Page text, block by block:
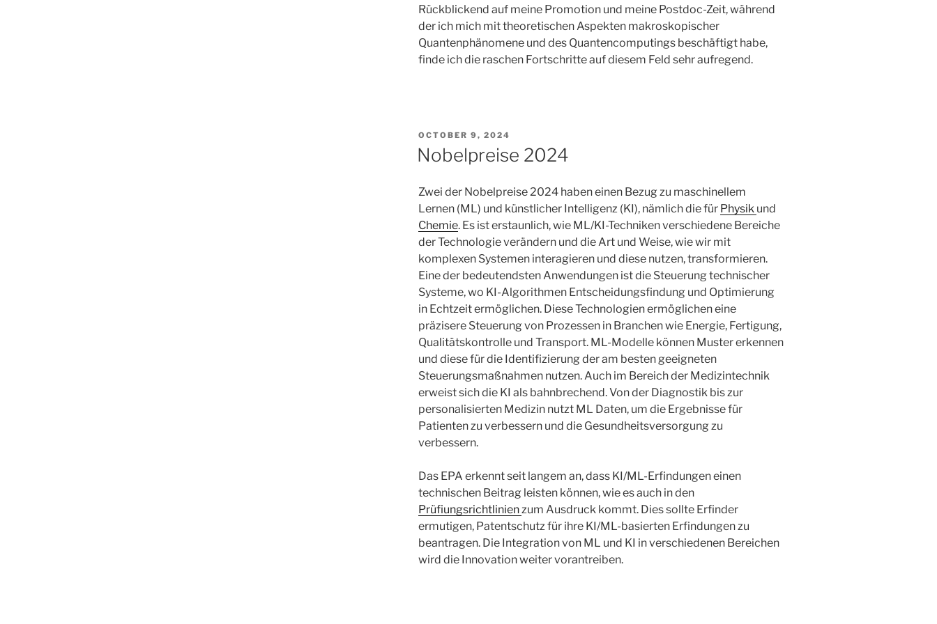
Rückblickend auf meine Promotion und meine Postdoc-Zeit, während
der ich mich mit theoretischen Aspekten makroskopischer
Quantenphänomene und des Quantencomputings beschäftigt habe,
finde ich die raschen Fortschritte auf diesem Feld sehr aufregend.
POSTED
ON
OCTOBER 9, 2024
Nobelpreise 2024
Zwei der Nobelpreise 2024 haben einen Bezug zu maschinellem
Lernen (ML) und künstlicher Intelligenz (KI), nämlich die für Physik und
Chemie. Es ist erstaunlich, wie ML/KI-Techniken verschiedene Bereiche
der Technologie verändern und die Art und Weise, wie wir mit
komplexen Systemen interagieren und diese nutzen, transformieren.
Eine der bedeutendsten Anwendungen ist die Steuerung technischer
Systeme, wo KI-Algorithmen Entscheidungsfindung und Optimierung
in Echtzeit ermöglichen. Diese Technologien ermöglichen eine
präzisere Steuerung von Prozessen in Branchen wie Energie, Fertigung,
Qualitätskontrolle und Transport. ML-Modelle können Muster erkennen
und diese für die Identifizierung der am besten geeigneten
Steuerungsmaßnahmen nutzen. Auch im Bereich der Medizintechnik
erweist sich die KI als bahnbrechend. Von der Diagnostik bis zur
personalisierten Medizin nutzt ML Daten, um die Ergebnisse für
Patienten zu verbessern und die Gesundheitsversorgung zu
verbessern.
Das EPA erkennt seit langem an, dass KI/ML-Erfindungen einen
technischen Beitrag leisten können, wie es auch in den
Prüfiungsrichtlinien zum Ausdruck kommt. Dies sollte Erfinder
ermutigen, Patentschutz für ihre KI/ML-basierten Erfindungen zu
beantragen. Die Integration von ML und KI in verschiedenen Bereichen
wird die Innovation weiter vorantreiben.